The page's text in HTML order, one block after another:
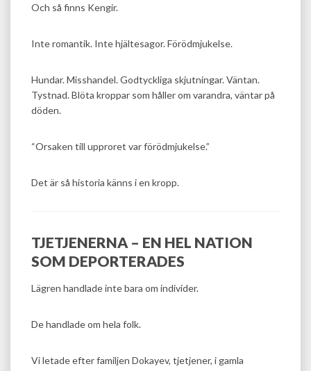
Och så finns Kengir.
Inte romantik. Inte hjältesagor. Förödmjukelse.
Hundar. Misshandel. Godtyckliga skjutningar. Väntan.
Tystnad. Blöta kroppar som håller om varandra, väntar på
döden.
“Orsaken till upproret var förödmjukelse.”
Det är så historia känns i en kropp.
TJETJENERNA – EN HEL NATION
SOM DEPORTERADES
Lägren handlade inte bara om individer.
De handlade om hela folk.
Vi letade efter familjen Dokayev, tjetjener, i gamla